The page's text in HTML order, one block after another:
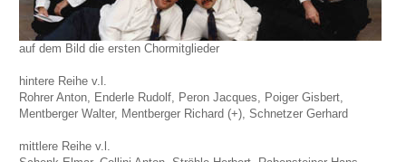
auf dem Bild die ersten Chormitglieder
hintere Reihe v.l.
Rohrer Anton, Enderle Rudolf, Peron Jacques, Poiger Gisbert,
Mentberger Walter, Mentberger Richard (+), Schnetzer Gerhard
mittlere Reihe v.l.